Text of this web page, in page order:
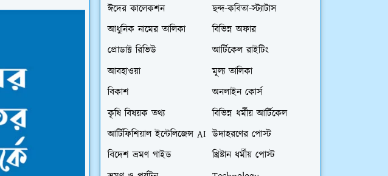
ঈদের কালেকশন
ছন্দ-কবিতা-স্ট্যাটাস
আধুনিক নামের তালিকা
বিভিন্ন অফার
প্রোডাক্ট রিভিউ
আর্টিকেল রাইটিং
আবহাওয়া
মূল্য তালিকা
বিকাশ
অনলাইন কোর্স
কৃষি বিষয়ক তথ্য
বিভিন্ন ধর্মীয় আর্টিকেল
আর্টিফিশিয়াল ইন্টেলিজেন্স AI উদাহরণের পোস্ট
বিদেশ ভ্রমণ গাইড
খ্রিষ্টান ধর্মীয় পোস্ট